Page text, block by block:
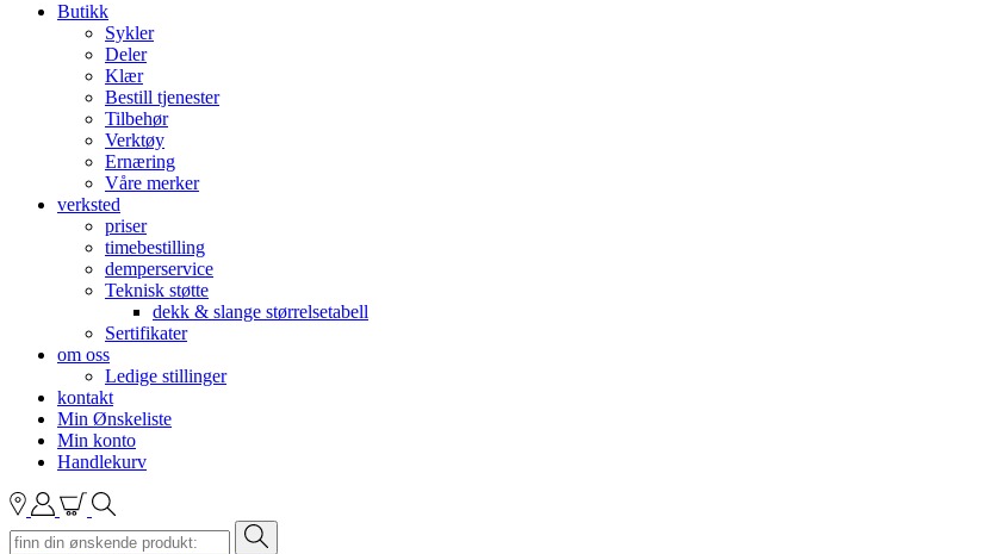
Butikk
Sykler
Deler
Klær
Bestill tjenester
Tilbehør
Verktøy
Ernæring
Våre merker
verksted
priser
timebestilling
demperservice
Teknisk støtte
dekk & slange størrelsetabell
Sertifikater
om oss
Ledige stillinger
kontakt
Min Ønskeliste
Min konto
Handlekurv